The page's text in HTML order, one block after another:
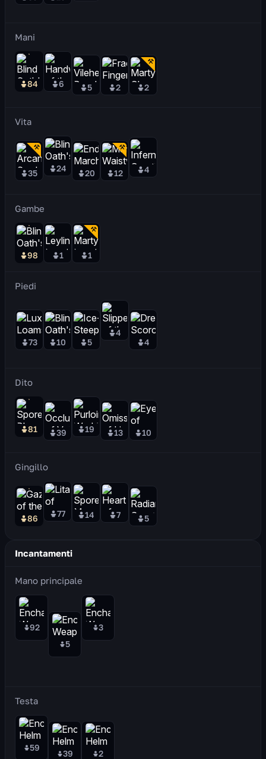
Mani
84 6 5 2 2
Vita
35 24 20 12 4
Gambe
98 1 1
Piedi
73 10 5
4
4
Dito
81 39 19 13 10
Gingillo
86 77 14 7 5
Incantamenti
Mano principale
92
5
3
Testa
59
39 2